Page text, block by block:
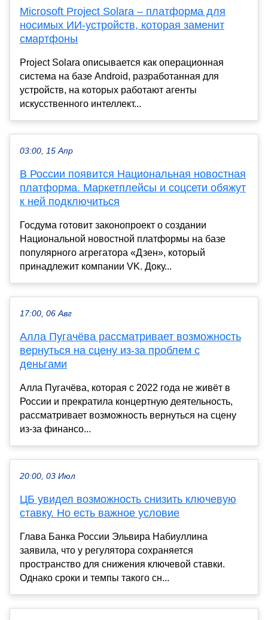
Microsoft Project Solara – платформа для
носимых ИИ-устройств, которая заменит
смартфоны
Project Solara описывается как операционная
система на базе Android, разработанная для
устройств, на которых работают агенты
искусственного интеллект...
03:00, 15 Апр
В России появится Национальная новостная
платформа. Маркетплейсы и соцсети обяжут
к ней подключиться
Госдума готовит законопроект о создании
Национальной новостной платформы на базе
популярного агрегатора «Дзен», который
принадлежит компании VK. Доку...
17:00, 06 Авг
Алла Пугачёва рассматривает возможность
вернуться на сцену из-за проблем с
деньгами
Алла Пугачёва, которая с 2022 года не живёт в
России и прекратила концертную деятельность,
рассматривает возможность вернуться на сцену
из-за финансо...
20:00, 03 Июл
ЦБ увидел возможность снизить ключевую
ставку. Но есть важное условие
Глава Банка России Эльвира Набиуллина
заявила, что у регулятора сохраняется
пространство для снижения ключевой ставки.
Однако сроки и темпы такого сн...